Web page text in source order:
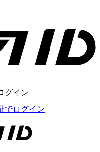
グイン
でログイン